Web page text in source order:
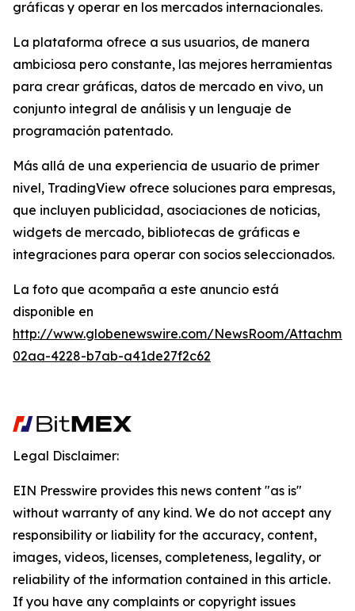
gráficas y operar en los mercados internacionales.
La plataforma ofrece a sus usuarios, de manera
ambiciosa pero constante, las mejores herramientas
para crear gráficas, datos de mercado en vivo, un
conjunto integral de análisis y un lenguaje de
programación patentado.
Más allá de una experiencia de usuario de primer
nivel, TradingView ofrece soluciones para empresas,
que incluyen publicidad, asociaciones de noticias,
widgets de mercado, bibliotecas de gráficas e
integraciones para operar con socios seleccionados.
La foto que acompaña a este anuncio está
disponible en
http://www.globenewswire.com/NewsRoom/
02aa-4228-b7ab-a41de27f2c62
Legal Disclaimer:
EIN Presswire provides this news content "as is"
without warranty of any kind. We do not accept any
responsibility or liability for the accuracy, content,
images, videos, licenses, completeness, legality, or
reliability of the information contained in this article.
If you have any complaints or copyright issues